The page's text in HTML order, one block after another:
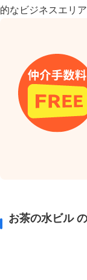
的なビジネスエリア
お茶の水ビル